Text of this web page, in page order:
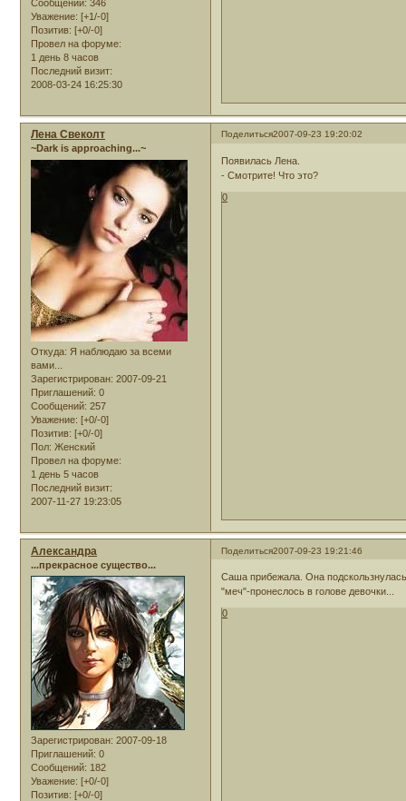
Сообщений: 346
Уважение: [+1/-0]
Позитив: [+0/-0]
Провел на форуме:
1 день 8 часов
Последний визит:
2008-03-24 16:25:30
Поделиться2007-09-23 19:20:02
Лена Свеколт
~Dark is approaching...~
Откуда: Я наблюдаю за всеми
вами...
Зарегистрирован: 2007-09-21
Приглашений: 0
Сообщений: 257
Уважение: [+0/-0]
Позитив: [+0/-0]
Пол: Женский
Провел на форуме:
1 день 5 часов
Последний визит:
2007-11-27 19:23:05
Появилась Лена.
- Смотрите! Что это?
0
Поделиться2007-09-23 19:21:46
Александра
...прекрасное существо...
Зарегистрирован: 2007-09-18
Приглашений: 0
Сообщений: 182
Уважение: [+0/-0]
Позитив: [+0/-0]
Саша прибежала. Она
"меч"-пронеслось в голове девочки...
0